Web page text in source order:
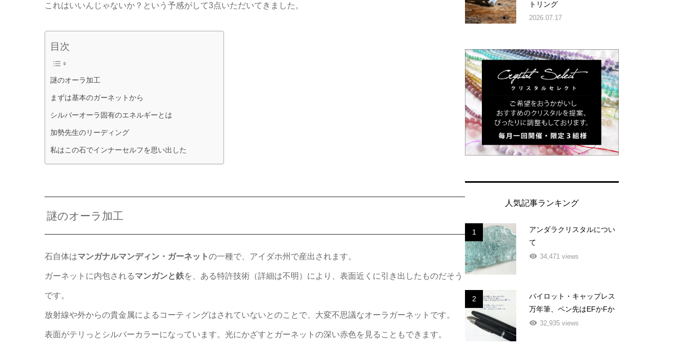
これはいいんじゃないか？という予感がして3点いただいてきました。
目次
謎のオーラ加工
まずは基本のガーネットから
シルバーオーラ固有のエネルギーとは
加勢先生のリーディング
私はこの石でインナーセルフを思い出した
謎のオーラ加工
石自体はマンガナルマンディン・ガーネットの一種で、アイダホ州で産出されます。
ガーネットに内包されるマンガンと鉄を、ある特許技術（詳細は不明）により、表面近くに引き出したものだそう
です。
放射線や外からの貴金属によるコーティングはされていないとのことで、大変不思議なオーラガーネットです。
表面がテリっとシルバーカラーになっています。光にかざすとガーネットの深い赤色を見ることもできます。
トリング
2026.07.17
人気記事ランキング
1
アンダラクリスタルについ
て
34,471 views
2
パイロット・キャップレス
万年筆、ペン先はEFかFか
32,935 views